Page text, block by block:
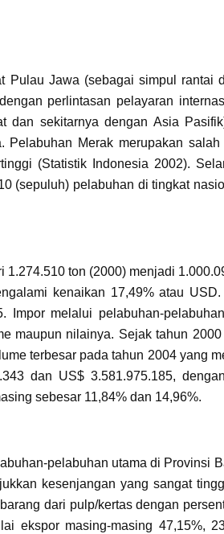
Pulau Jawa (sebagai simpul rantai
perlintasan pelayaran
dan sekitarnya dengan Asia
Pelabuhan Merak merupakan
(Statistik Indonesia 2002).
(sepuluh) pelabuhan di tingkat
ton (2000) menjadi
kenaikan 17,49% atau USD.
melalui pelabuhan-
maupun nilainya. Sejak tahun
terbesar pada tahun 2004 yang
dan US$ 3.581.975.185,
sebesar 11,84% dan 14,96%.
pelabuhan utama di Provinsi
kesenjangan yang sangat
dari pulp/kertas dengan
ekspor masing-masing 47,15%,